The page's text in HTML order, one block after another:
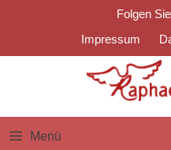
Folgen
Impressum
Menü